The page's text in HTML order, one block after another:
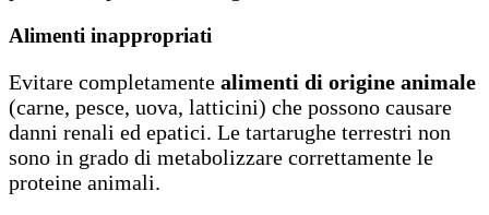
Alimenti inappropriati
Evitare completamente alimenti di origine animale
(carne, pesce, uova, latticini) che possono causare
danni renali ed epatici. Le tartarughe terrestri non
sono in grado di metabolizzare correttamente le
proteine animali.